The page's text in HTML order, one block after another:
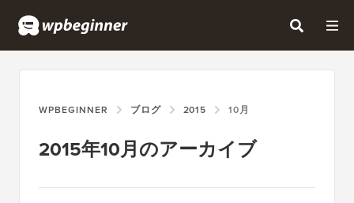
WPBEGINNER ブログ 2015 10月
2015年10月のアーカイブ